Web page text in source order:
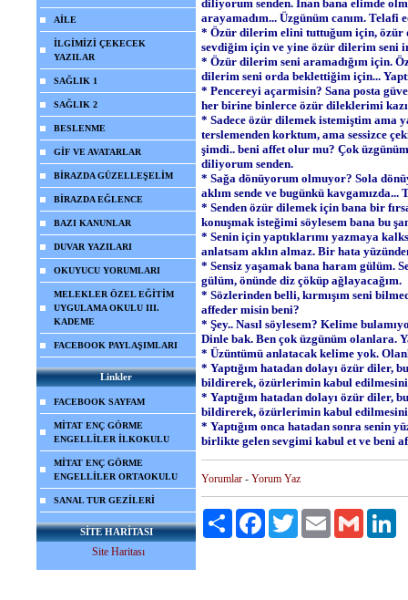
AİLE
İLGİMİZİ ÇEKECEK
YAZILAR
SAĞLIK 1
SAĞLIK 2
BESLENME
GİF VE AVATARLAR
BİRAZDA GÜZELLEŞELİM
BİRAZDA EĞLENCE
BAZI KANUNLAR
DUVAR YAZILARI
OKUYUCU YORUMLARI
MELEKLER ÖZEL EĞİTİM
UYGULAMA OKULU III.
KADEME
FACEBOOK PAYLAŞIMLARI
Linkler
FACEBOOK SAYFAM
MİTAT ENÇ GÖRME
ENGELLİLER İLKOKULU
MİTAT ENÇ GÖRME
ENGELLİLER ORTAOKULU
SANAL TUR GEZİLERİ
SİTE HARİTASI
Site Haritası
diliyorum senden. İnan bana elimde
arayamadım... Üzgünüm canım. Telafi
* Özür dilerim elini tuttuğum için, özür
sevdiğim için ve yine özür dilerim seni
* Özür dilerim seni aramadığım için.
dilerim seni orda beklettiğim için...
* Pencereyi açarmisin? Sana posta
her birine binlerce özür dileklerimi
* Sadece özür dilemek istemiştim ama
terslemenden korktum, ama sessizce
şimdi.. beni affet olur mu? Çok
diliyorum senden.
* Sağa dönüyorum olmuyor? Sola
aklım sende ve bugünkü
* Senden özür dilemek için bana bir
konuşmak isteğimi söylesem bana bu
* Senin için yaptıklarımı yazmaya
anlatsam aklın almaz. Bir hata
* Sensiz yaşamak bana haram gülüm.
gülüm, önünde diz çöküp ağlayacağım.
* Sözlerinden belli, kırmışım seni
affeder misin beni?
* Şey.. Nasıl söylesem? Kelime
Dinle bak. Ben çok üzgünüm olanlara.
* Üzüntümü anlatacak kelime yok.
* Yaptığım hatadan dolayı özür diler,
bildirerek, özürlerimin kabul edilmesini
* Yaptığım hatadan dolayı özür diler,
bildirerek, özürlerimin kabul edilmesini
* Yaptığım onca hatadan sonra senin
birlikte gelen sevgimi kabul et ve beni
Yorumlar - Yorum Yaz
Paylaş FacebookTwitter Email Gmail